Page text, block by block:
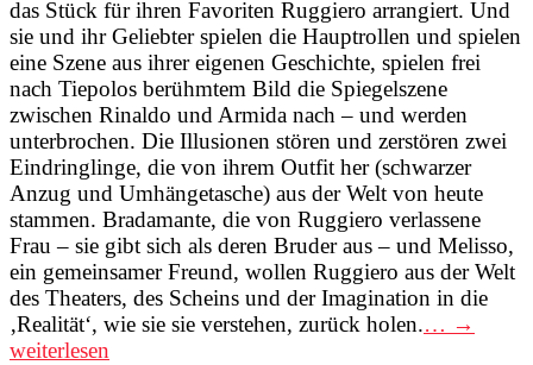
das Stück für ihren Favoriten Ruggiero arrangiert. Und
sie und ihr Geliebter spielen die Hauptrollen und spielen
eine Szene aus ihrer eigenen Geschichte, spielen frei
nach Tiepolos berühmtem Bild die Spiegelszene
zwischen Rinaldo und Armida nach – und werden
unterbrochen. Die Illusionen stören und zerstören zwei
Eindringlinge, die von ihrem Outfit her (schwarzer
Anzug und Umhängetasche) aus der Welt von heute
stammen. Bradamante, die von Ruggiero verlassene
Frau – sie gibt sich als deren Bruder aus – und Melisso,
ein gemeinsamer Freund, wollen Ruggiero aus der Welt
des Theaters, des Scheins und der Imagination in die
‚Realität‘, wie sie sie verstehen, zurück holen.… →
weiterlesen